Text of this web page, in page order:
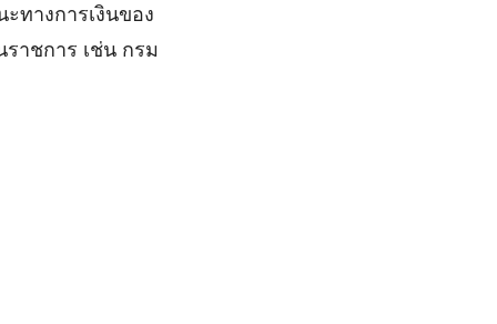
ทางการเงินของ
าชการ เช่น กรม